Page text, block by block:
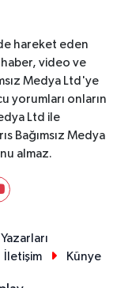
hareket eden
haber, video ve
Medya Ltd'ye
yorumları onların
Ltd ile
Bağımsız Medya
almaz.
İletişim Künye